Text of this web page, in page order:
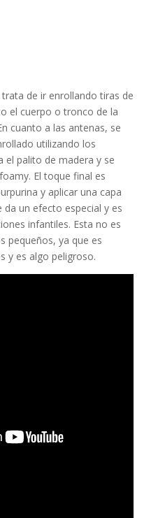
de ir enrollando tiras de
el cuerpo o tronco de la
cuanto a las antenas, se
utilizando los
el palito de madera y se
El toque final es
y aplicar una capa
da un efecto especial y es
infantiles. Esta no es
pequeños, ya que es
y es algo peligroso.